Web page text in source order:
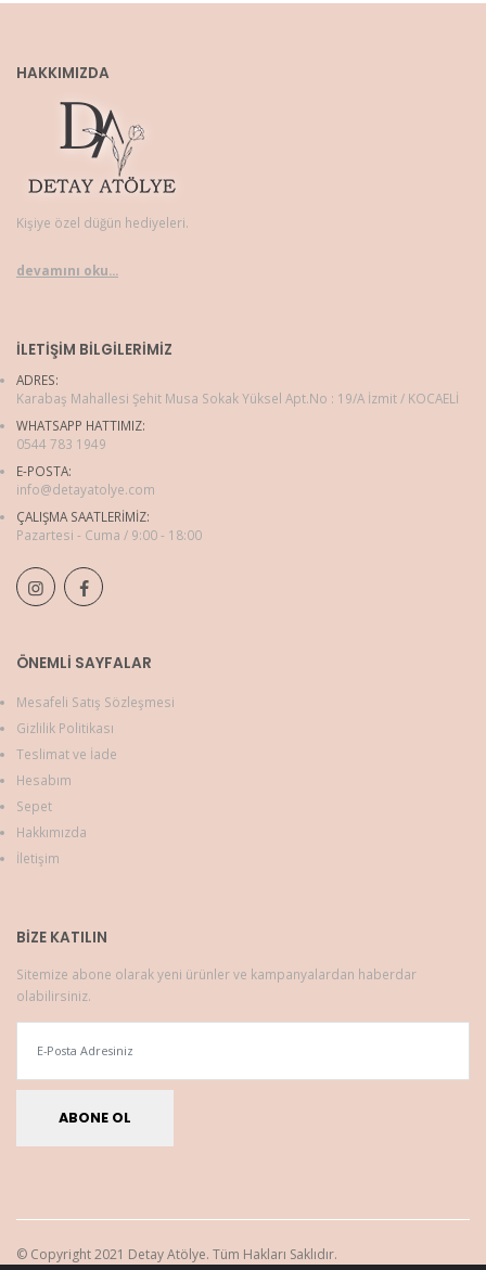
HAKKIMIZDA
Kişiye özel düğün hediyeleri.
devamını oku...
İLETIŞIM BILGILERIMIZ
ADRES:
Karabaş Mahallesi Şehit Musa Sokak Yüksel Apt.No : 19/A İzmit / KOCAELİ
WHATSAPP HATTIMIZ:
0544 783 1949
E-POSTA:
info@detayatolye.com
ÇALIŞMA SAATLERIMIZ:
Pazartesi - Cuma / 9:00 - 18:00
ÖNEMLI SAYFALAR
Mesafeli Satış Sözleşmesi
Gizlilik Politikası
Teslimat ve İade
Hesabım
Sepet
Hakkımızda
İletişim
BIZE KATILIN
Sitemize abone olarak yeni ürünler ve kampanyalardan haberdar
olabilirsiniz.
ABONE OL
© Copyright 2021 Detay Atölye. Tüm Hakları Saklıdır.